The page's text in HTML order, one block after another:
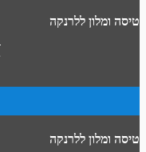
טיסה ומלון ללרנקה
טיסה ומלון ללרנקה